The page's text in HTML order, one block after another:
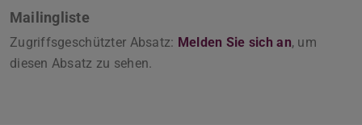
Mailingliste
Zugriffsgeschützter Absatz: Melden Sie sich an, um
diesen Absatz zu sehen.